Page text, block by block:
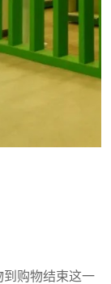
到购物结束这一